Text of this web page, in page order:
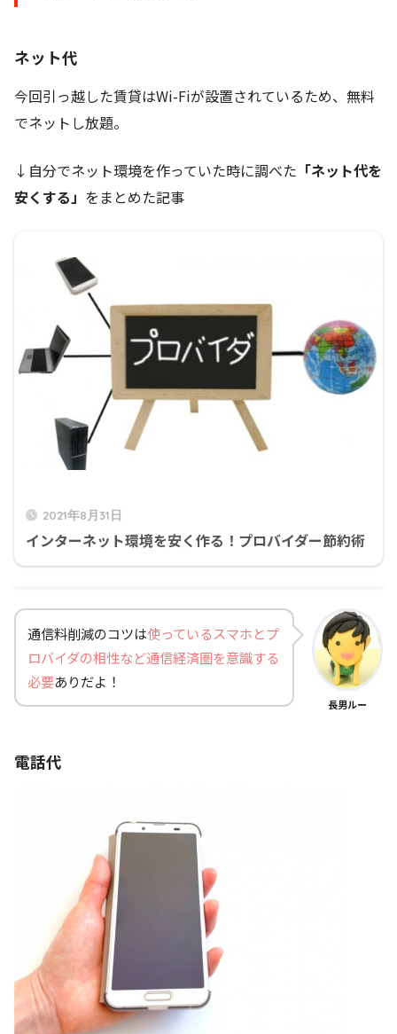
ネット代
今回引っ越した賃貸はWi-Fiが設置されているため、無料
でネットし放題。
↓自分でネット環境を作っていた時に調べた 「ネット代を
安くする」 をまとめた記事
2021年8月31日
インターネット環境を安く作る！プロバイダー節約術
通信料削減のコツは使っているスマホとプ
ロバイダの相性など通信経済圏を意識する
必要ありだよ！
長男ルー
電話代